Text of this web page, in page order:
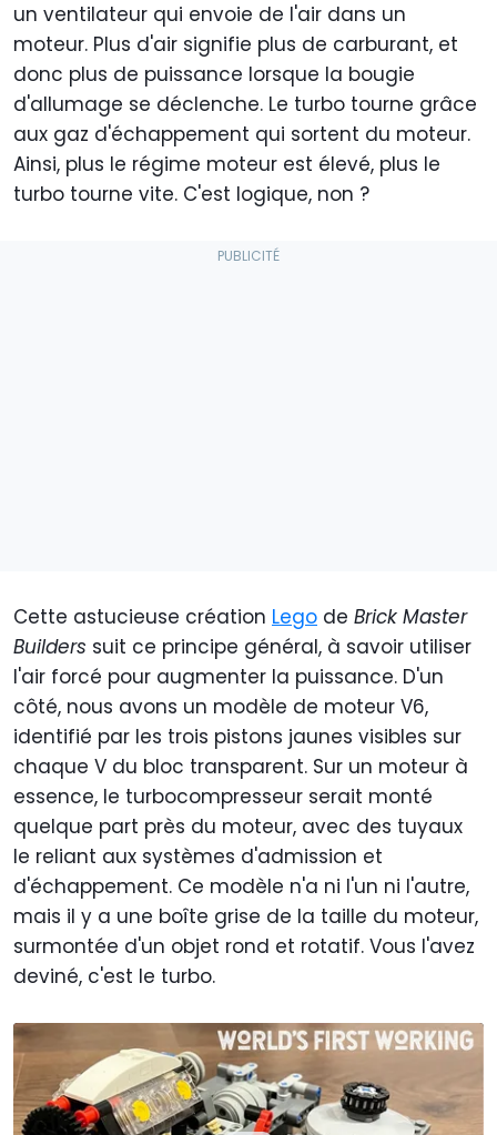
un ventilateur qui envoie de l'air dans un
moteur. Plus d'air signifie plus de carburant, et
donc plus de puissance lorsque la bougie
d'allumage se déclenche. Le turbo tourne grâce
aux gaz d'échappement qui sortent du moteur.
Ainsi, plus le régime moteur est élevé, plus le
turbo tourne vite. C'est logique, non ?
Cette astucieuse création Lego de Brick Master
Builders suit ce principe général, à savoir utiliser
l'air forcé pour augmenter la puissance. D'un
côté, nous avons un modèle de moteur V6,
identifié par les trois pistons jaunes visibles sur
chaque V du bloc transparent. Sur un moteur à
essence, le turbocompresseur serait monté
quelque part près du moteur, avec des tuyaux
le reliant aux systèmes d'admission et
d'échappement. Ce modèle n'a ni l'un ni l'autre,
mais il y a une boîte grise de la taille du moteur,
surmontée d'un objet rond et rotatif. Vous l'avez
deviné, c'est le turbo.